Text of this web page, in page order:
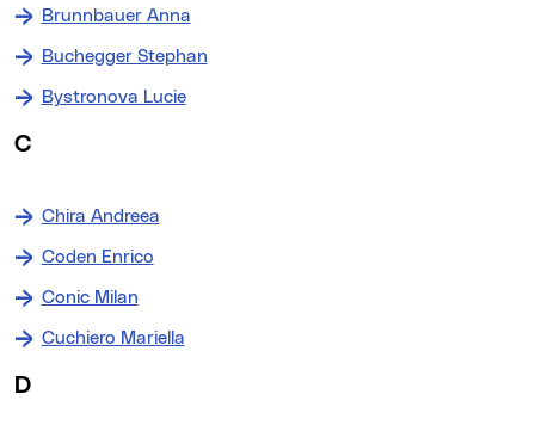
Brunnbauer Anna
Buchegger Stephan
Bystronova Lucie
C
Chira Andreea
Coden Enrico
Conic Milan
Cuchiero Mariella
D